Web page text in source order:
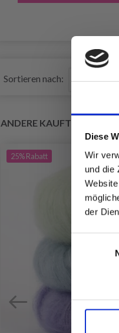
Diese
Wir
und die
der
Sortieren nach:
ANDERE KAUFTEN AUCH
25%Rabatt